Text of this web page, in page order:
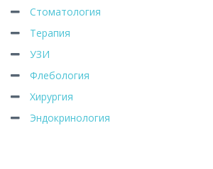
Стоматология
Терапия
УЗИ
Флебология
Хирургия
Эндокринология